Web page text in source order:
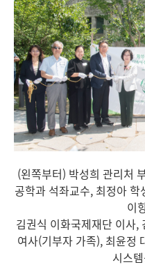
(왼쪽부터) 박성희 관리처
공학과 석좌교수, 최정아
이
김권식 이화국제재단 이사,
여사(기부자 가족), 최윤정
시스